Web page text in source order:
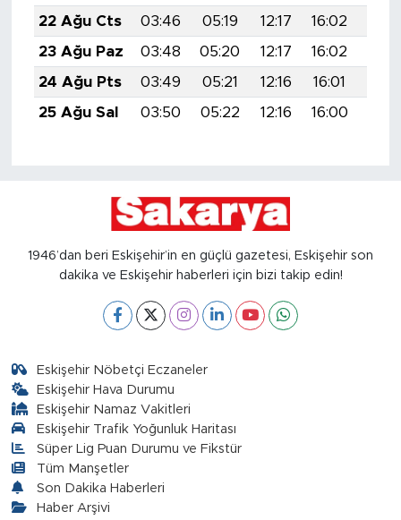
22 Ağu Cts
03:46 05:19 12:17 16:02
23 Ağu Paz
03:48 05:20 12:17 16:02
24 Ağu Pts
03:49 05:21 12:16 16:01
25 Ağu Sal
03:50 05:22 12:16 16:00
1946’dan beri Eskişehir’in en güçlü gazetesi, Eskişehir son
dakika ve Eskişehir haberleri için bizi takip edin!
Eskişehir Nöbetçi Eczaneler
Eskişehir Hava Durumu
Eskişehir Namaz Vakitleri
Eskişehir Trafik Yoğunluk Haritası
Süper Lig Puan Durumu ve Fikstür
Tüm Manşetler
Son Dakika Haberleri
Haber Arşivi